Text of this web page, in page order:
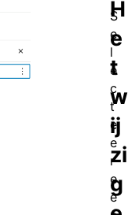
S
e
l
e
c
t
e
e
r
e
e
H
e
t
w
ij
zi
g